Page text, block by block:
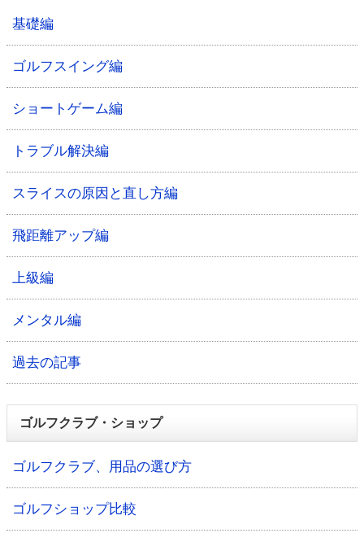
基礎編
ゴルフスイング編
ショートゲーム編
トラブル解決編
スライスの原因と直し方編
飛距離アップ編
上級編
メンタル編
過去の記事
ゴルフクラブ・ショップ
ゴルフクラブ、用品の選び方
ゴルフショップ比較